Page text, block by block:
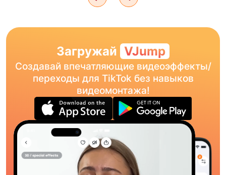
Загружай VJump
Создавай впечатляющие видеоэффекты/
переходы для TikTok без навыков
видеомонтажа!